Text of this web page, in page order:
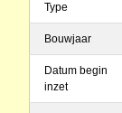
Type
Bouwjaar
Datum begin
inzet